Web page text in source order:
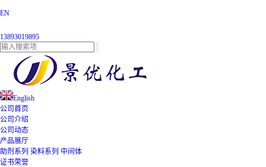
EN
13893019895
English
公司首页
公司介绍
公司动态
产品展厅
助剂系列 染料系列 中间体
证书荣誉